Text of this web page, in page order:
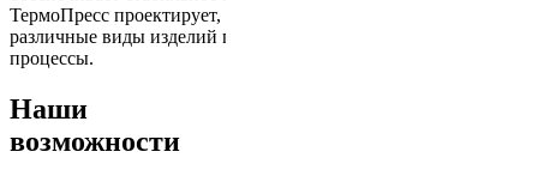
ТермоПресс проектирует, изготавливает и поставляет
различные виды изделий под конкретные производственные
процессы.
Наши
возможности